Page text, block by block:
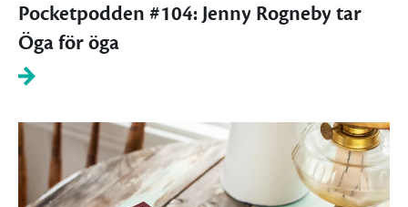
Pocketpodden #104: Jenny Rogneby tar
Öga för öga